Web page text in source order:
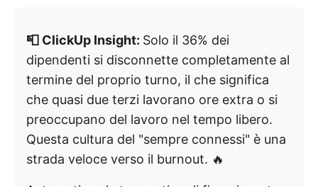
📮 ClickUp Insight: Solo il 36% dei
dipendenti si disconnette completamente al
termine del proprio turno, il che significa
che quasi due terzi lavorano ore extra o si
preoccupano del lavoro nel tempo libero.
Questa cultura del "sempre connessi" è una
strada veloce verso il burnout. 🔥